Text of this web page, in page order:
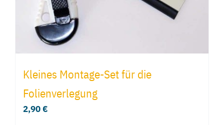
Kleines Montage-Set für die
Folienverlegung
2,90€